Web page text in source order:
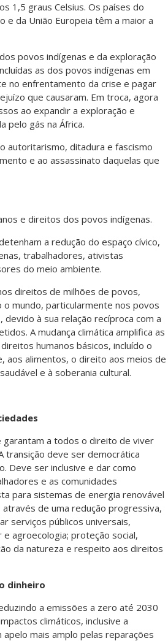
1,5 graus Celsius. Os países do
e da União Europeia têm a maior a
povos indígenas e da exploração
as dos povos indígenas em
no enfrentamento da crise e pagar
que causaram. Em troca, agora
ao expandir a exploração e
pelo gás na África.
autoritarismo, ditadura e fascismo
e ao assassinato daquelas que
e direitos dos povos indígenas.
a redução do espaço cívico,
trabalhadores, ativistas
do meio ambiente.
direitos de milhões de povos,
mundo, particularmente nos povos
à sua relação recíproca com a
A mudança climática amplifica as
humanos básicos, incluído o
aos alimentos, o direito aos meios de
e à soberania cultural.
a todos o direito de viver
transição deve ser democrática
Deve ser inclusive e dar como
e as comunidades
para sistemas de energia renovável
de uma redução progressiva,
serviços públicos universais,
e agroecologia; proteção social,
da natureza e respeito aos direitos
dinheiro
a emissões a zero até 2030
climáticos, inclusive a
mais amplo pelas reparações